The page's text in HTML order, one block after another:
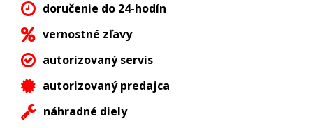
doručenie do 24-hodín
vernostné zľavy
autorizovaný servis
autorizovaný predajca
náhradné diely